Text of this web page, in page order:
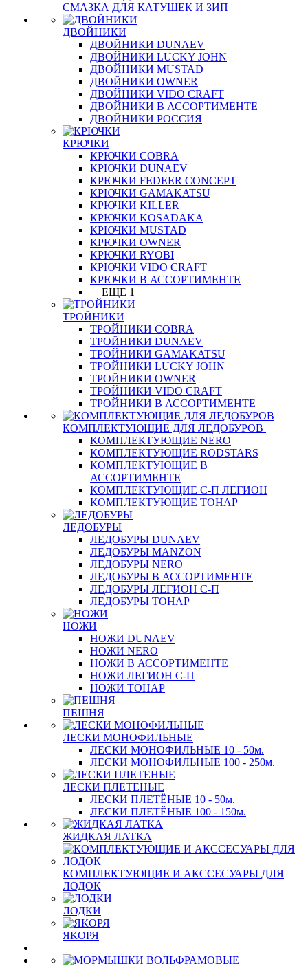
СМАЗКА ДЛЯ КАТУШЕК И ЗИП
ДВОЙНИКИ
ДВОЙНИКИ DUNAEV
ДВОЙНИКИ LUCKY JOHN
ДВОЙНИКИ MUSTAD
ДВОЙНИКИ OWNER
ДВОЙНИКИ VIDO CRAFT
ДВОЙНИКИ В АССОРТИМЕНТЕ
ДВОЙНИКИ РОССИЯ
КРЮЧКИ
КРЮЧКИ COBRA
КРЮЧКИ DUNAEV
КРЮЧКИ FEDEER CONCEPT
КРЮЧКИ GAMAKATSU
КРЮЧКИ KILLER
КРЮЧКИ KOSADAKA
КРЮЧКИ MUSTAD
КРЮЧКИ OWNER
КРЮЧКИ RYOBI
КРЮЧКИ VIDO CRAFT
КРЮЧКИ В АССОРТИМЕНТЕ
+ ЕЩЕ 1
ТРОЙНИКИ
ТРОЙНИКИ COBRA
ТРОЙНИКИ DUNAEV
ТРОЙНИКИ GAMAKATSU
ТРОЙНИКИ LUCKY JOHN
ТРОЙНИКИ OWNER
ТРОЙНИКИ VIDO CRAFT
ТРОЙНИКИ В АССОРТИМЕНТЕ
КОМПЛЕКТУЮЩИЕ ДЛЯ ЛЕДОБУРОВ
КОМПЛЕКТУЮЩИЕ NERO
КОМПЛЕКТУЮЩИЕ RODSTARS
КОМПЛЕКТУЮЩИЕ В
АССОРТИМЕНТЕ
КОМПЛЕКТУЮЩИЕ С-П ЛЕГИОН
КОМПЛЕКТУЮЩИЕ ТОНАР
ЛЕДОБУРЫ
ЛЕДОБУРЫ DUNAEV
ЛЕДОБУРЫ MANZON
ЛЕДОБУРЫ NERO
ЛЕДОБУРЫ В АССОРТИМЕНТЕ
ЛЕДОБУРЫ ЛЕГИОН С-П
ЛЕДОБУРЫ ТОНАР
НОЖИ
НОЖИ DUNAEV
НОЖИ NERO
НОЖИ В АССОРТИМЕНТЕ
НОЖИ ЛЕГИОН С-П
НОЖИ ТОНАР
ПЕШНЯ
ЛЕСКИ МОНОФИЛЬНЫЕ
ЛЕСКИ МОНОФИЛЬНЫЕ 10 - 50м.
ЛЕСКИ МОНОФИЛЬНЫЕ 100 - 250м.
ЛЕСКИ ПЛЕТЕНЫЕ
ЛЕСКИ ПЛЕТЁНЫЕ 10 - 50м.
ЛЕСКИ ПЛЕТЁНЫЕ 100 - 150м.
ЖИДКАЯ ЛАТКА
КОМПЛЕКТУЮЩИЕ И АКССЕСУАРЫ ДЛЯ
ЛОДОК
ЛОДКИ
ЯКОРЯ